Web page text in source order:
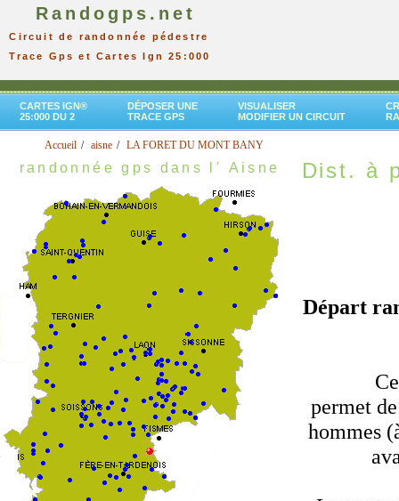
Randogps.net
Circuit de randonnée pédestre
Trace Gps et Cartes Ign 25:000
CARTES IGN®
25:000 DU 2
DÉPOSER UNE
TRACE GPS
VISUALISER
MODIFIER UN CIRCUIT
Accueil aisne LA FORET DU MONT BANY
randonnée gps dans l' Aisne Dist. à
Départ
permet
hommes